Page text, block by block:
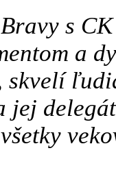
s
a
skvelí
jej